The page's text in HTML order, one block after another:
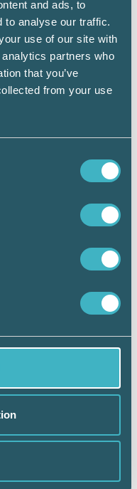
and ads, to
to analyse our traffic.
use of our site with
partners who
that you’ve
from your use
Lönechef går till en
ska ha en plats i
högre upp i
där de fyra
och service. För att
genom att skapa
i att hon lyfter